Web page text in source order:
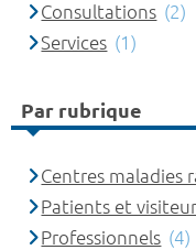
Consultations (2)
Services (1)
Par rubrique
Centres maladies
Patients et
Professionnels (4)